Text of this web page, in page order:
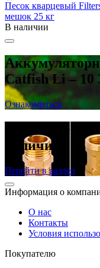
Песок кварцевый
мешок 25 кг
В наличии
Catfish Li – 10
Ознакомиться
Латунные
наличии
Перейти в раздел
Информация о
О нас
Контакты
Условия
Покупателю